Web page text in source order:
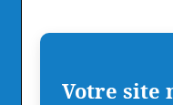
Votre site